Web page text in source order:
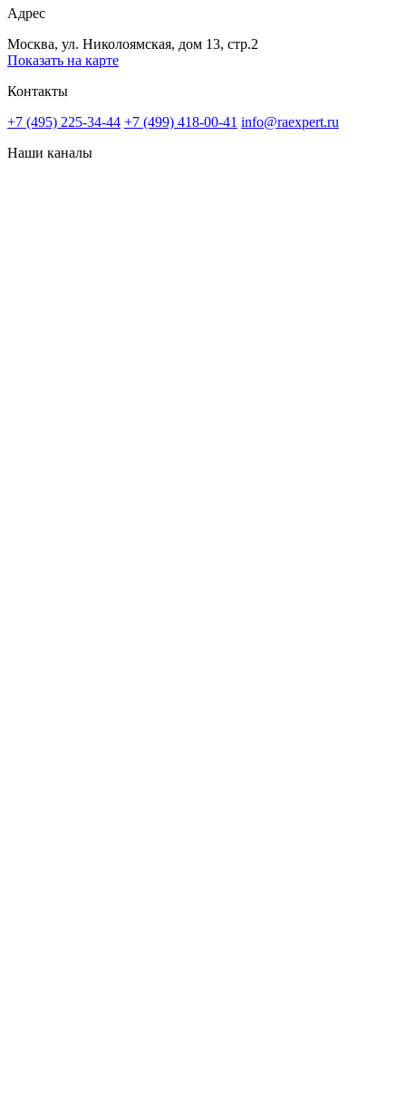
Адрес
Москва, ул. Николоямская, дом 13, стр.2
Показать на карте
Контакты
+7 (495) 225-34-44 +7 (499) 418-00-41 info@raexpert.ru
Наши каналы